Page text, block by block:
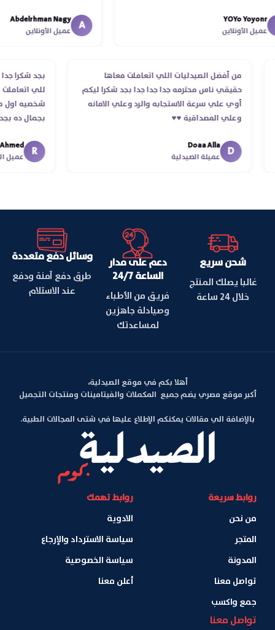
YOYo
الأونلاين
انتهاء موعد عمله ..فضل يتابع
استلمت ..شكرا جزيلا ليكم
Abdelrhman Nagy
عميل الأونلاين
من أفضل الصيدليات اللي اتعاملت معاها
حقيقي ناس محترمه جدا جدا جدا بجد شكرا ليكم
أوي علي سرعة الاستجابه والرد وعلي الامانه
وعلي المصداقية ♥️♥️‏
D
Doaa Alla
عميلة الصيدلية
بجد
للي
شخصيه
بجمال
R
شحن سريع
غالبا يصلك المنتج
خلال 24 ساعة
دعم على مدار
الساعة 24/7
فريق من الأطباء
وصيادلة جاهزين
لمساعدتك
وسائل دفع متعددة
طرق دفع آمنة ودفع
عند الاستلام
أهلا بكم في موقع الصيدلية،
أكبر موقع مصري يضم جميع المكملات والفيتامينات ومنتجات التجميل
بالإضافة الي مقالات يمكنكم الإطلاع عليها في شتى المجالات الطبية.
روابط سريعة
من نحن
المتجر
المدونة
تواصل معنا
جمع واكسب
روابط تهمك
الادوية
سياسة الاسترداد والإرجاع
سياسة الخصوصية
أعلن معنا
تواصل معنا